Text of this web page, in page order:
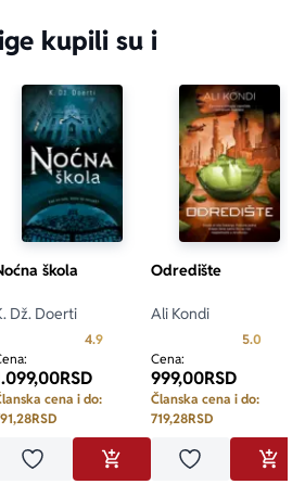
kupili su i
je 4.6 od 5
KORPU
škola
Dž. Doerti
4.9Prosecna ocena je 4.9 od 5
RSD
cena i do:
RSD
Dodaj u omiljeneDODAJ U KORPU
Odredište
Ali Kondi
5.0
Cena:
999,00RSD
Članska cena i do:
719,28RSD
Dodaj u